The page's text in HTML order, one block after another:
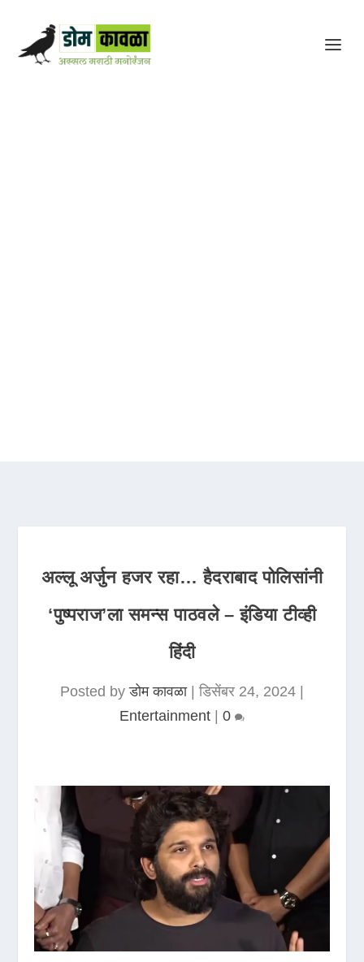
अल्लू अर्जुन हजर रहा… हैदराबाद पोलिसांनी
‘पुष्पराज’ला समन्स पाठवले – इंडिया टीव्ही
हिंदी
Posted byडोम कावळा|डिसेंबर 24, 2024
Entertainment
0